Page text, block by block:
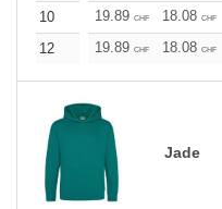
10
19.89 CHF 18.08 CHF
12
19.89 CHF 18.08 CHF
Jade